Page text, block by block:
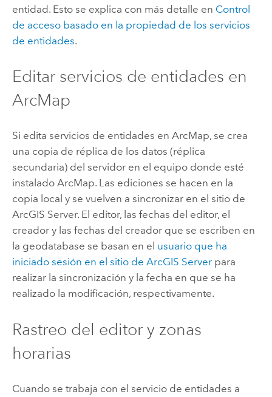
entidad. Esto se explica con más detalle en Control
de acceso basado en la propiedad de los servicios
de entidades.
Editar servicios de entidades en
ArcMap
Si edita servicios de entidades en ArcMap, se crea
una copia de réplica de los datos (réplica
secundaria) del servidor en el equipo donde esté
instalado ArcMap. Las ediciones se hacen en la
copia local y se vuelven a sincronizar en el sitio de
ArcGIS Server. El editor, las fechas del editor, el
creador y las fechas del creador que se escriben en
la geodatabase se basan en el usuario que ha
iniciado sesión en el sitio de ArcGIS Serverpara
realizar la sincronización y la fecha en que se ha
realizado la modificación, respectivamente.
Rastreo del editor y zonas
horarias
Cuando se trabaja con el servicio de entidades a